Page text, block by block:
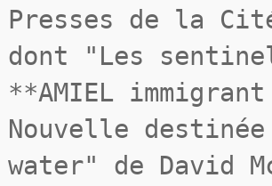
Presses de la
dont "Les
**AMIEL
Nouvelle
water" de David